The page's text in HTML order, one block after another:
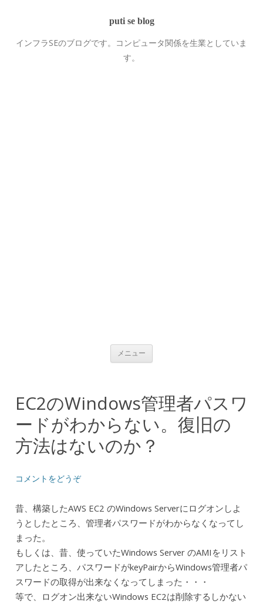
puti se blog
インフラSEのブログです。コンピュータ関係を生業としていま
す。
メニュー コンテンツへ移動
EC2のWindows管理者パスワ
ードがわからない。復旧の
方法はないのか？
コメントをどうぞ
昔、構築したAWS EC2 のWindows Serverにログオンしよ
うとしたところ、管理者パスワードがわからなくなってし
まった。
もしくは、昔、使っていたWindows Server のAMIをリスト
アしたところ、パスワードがkeyPairからWindows管理者パ
スワードの取得が出来なくなってしまった・・・
等で、ログオン出来ないWindows EC2は削除するしかない